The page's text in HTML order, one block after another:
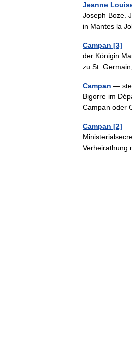
Jeanne
Joseph Boze.
in Mantes la
Campan [3] —
der Königin
zu St.
Campan —
Bigorre im
Campan oder
Campan [2] —